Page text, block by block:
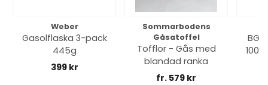
Weber
Gasolflaska 3-pack
445g
399 kr
Sommarbodens
Gåsatoffel
Tofflor - Gås med
blandad ranka
fr. 579 kr